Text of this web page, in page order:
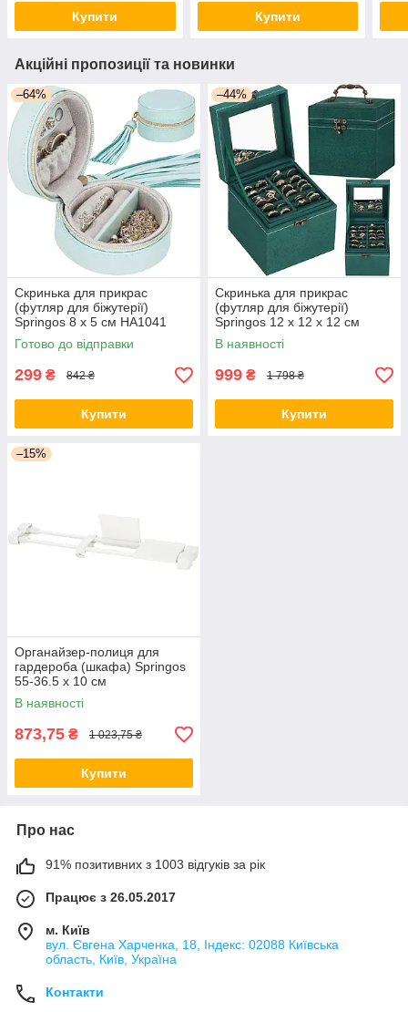
Купити Купити
Акційні пропозиції та новинки
–64%
Скринька для прикрас
(футляр для біжутерії)
Springos 8 x 5 см HA1041
orig2539
Готово до відправки
299 ₴ 842 ₴
Купити
–44%
Скринька для прикрас
(футляр для біжутерії)
Springos 12 x 12 x 12 см
HA1048
В наявності
999 ₴ 1 798 ₴
Купити
–15%
Органайзер-полиця для
гардероба (шкафа) Springos
55-36.5 x 10 см
телескопічний HA3112
В наявності
873,75 ₴ 1 023,75 ₴
Купити
Про нас
91% позитивних з 1003 відгуків за рік
Працює з 26.05.2017
м. Київ
вул. Євгена Харченка, 18, Індекс: 02088 Київська
область, Київ, Україна
Контакти